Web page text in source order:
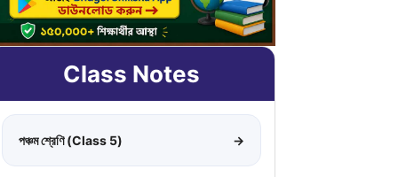
Class Notes
পঞ্চম শ্রেণি (Class 5) →